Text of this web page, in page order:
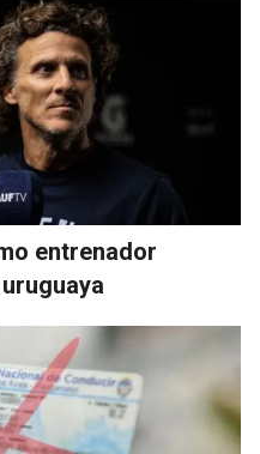
entrenador